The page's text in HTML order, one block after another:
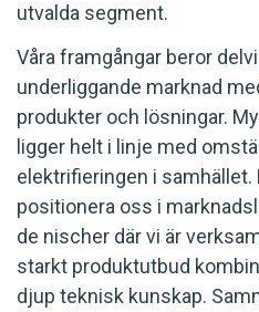
utvalda segment.
Våra framgångar beror
underliggande marknad
produkter och lösningar.
ligger helt i linje med
elektrifieringen i
positionera oss i
de nischer där vi är
starkt produktutbud
djup teknisk kunskap.